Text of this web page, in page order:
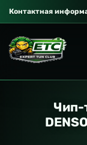
Контактная
Чип-